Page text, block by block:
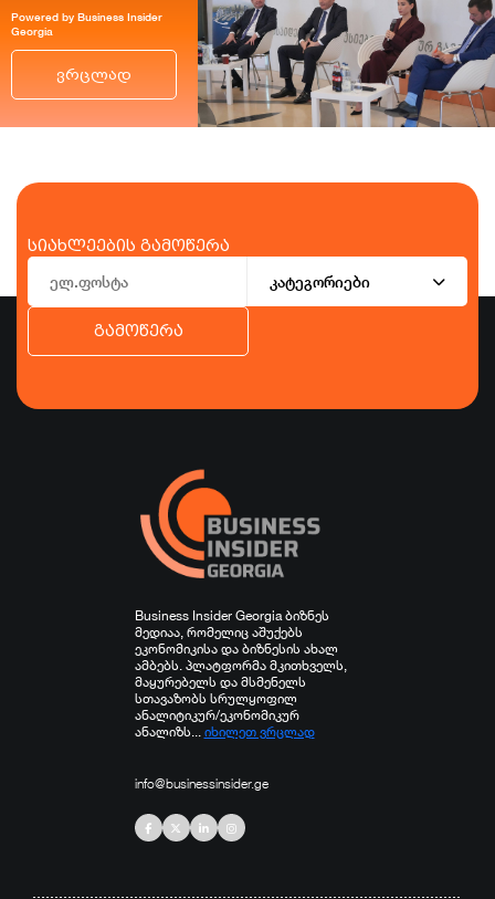
Powered by Business Insider
Georgia
ვრცლად
სიახლეების გამოწერა
კატეგორიები
გამოწერა
Business Insider Georgia ბიზნეს
მედიაა, რომელიც აშუქებს
ეკონომიკისა და ბიზნესის ახალ
ამბებს. პლატფორმა მკითხველს,
მაყურებელს და მსმენელს
სთავაზობს სრულყოფილ
ანალიტიკურ/ეკონომიკურ
ანალიზს... იხილეთ ვრცლად
info@businessinsider.ge